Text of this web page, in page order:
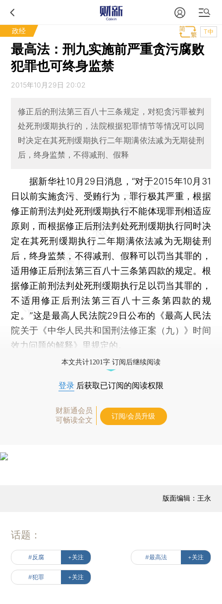
政经 T中
最高法：刑九实施前严重贪污腐败
犯罪也可终身监禁
2015年10月29日 20:02
修正后的刑法第三百八十三条规定，对犯贪污罪被判
处死刑缓期执行的，法院根据犯罪情节等情况可以同
时决定在其死刑缓期执行二年期满依法减为无期徒刑
后，终身监禁，不得减刑、假释
据新华社10月29日消息，“对于2015年10月31
日以前实施贪污、受贿行为，罪行极其严重，根据
修正前刑法判处死刑缓期执行不能体现罪刑相适应
原则，而根据修正后刑法判处死刑缓期执行同时决
定在其死刑缓期执行二年期满依法减为无期徒刑
后，终身监禁，不得减刑、假释可以罚当其罪的，
适用修正后刑法第三百八十三条第四款的规定。根
据修正前刑法判处死刑缓期执行足以罚当其罪的，
不适用修正后刑法第三百八十三条第四款的规
定。”这是最高人民法院29日公布的《最高人民法
院关于《中华人民共和国刑法修正案（九）》时间
效力问题的解释》里规定的。
本文共计1201字 订阅后继续阅读
登录 后获取已订阅的阅读权限
财新通会员
可畅读全文
订阅/会员升级
版面编辑：王永
话题：
#反腐 +关注 #最高法 +关注
#犯罪 +关注